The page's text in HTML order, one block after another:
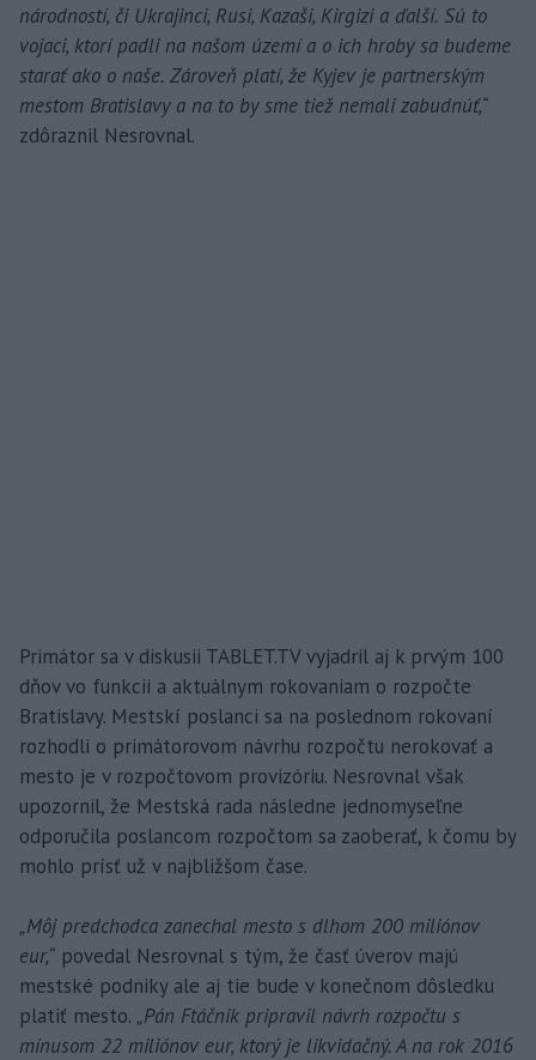
národností, či Ukrajinci, Rusi, Kazaši, Kirgizi a ďalší. Sú to
vojaci, ktorí padli na našom území a o ich hroby sa budeme
starať ako o naše. Zároveň platí, že Kyjev je partnerským
mestom Bratislavy a na to by sme tiež nemali zabudnúť,“
zdôraznil Nesrovnal.
Primátor sa v diskusii TABLET.TV vyjadril aj k prvým 100
dňov vo funkcii a aktuálnym rokovaniam o rozpočte
Bratislavy. Mestskí poslanci sa na poslednom rokovaní
rozhodli o primátorovom návrhu rozpočtu nerokovať a
mesto je v rozpočtovom provizóriu. Nesrovnal však
upozornil, že Mestská rada následne jednomyseľne
odporučila poslancom rozpočtom sa zaoberať, k čomu by
mohlo prísť už v najbližšom čase.
„Môj predchodca zanechal mesto s dlhom 200 miliónov
eur,“ povedal Nesrovnal s tým, že časť úverov majú
mestské podniky ale aj tie bude v konečnom dôsledku
platiť mesto. „Pán Ftáčnik pripravil návrh rozpočtu s
mínusom 22 miliónov eur, ktorý je likvidačný. A na rok 2016